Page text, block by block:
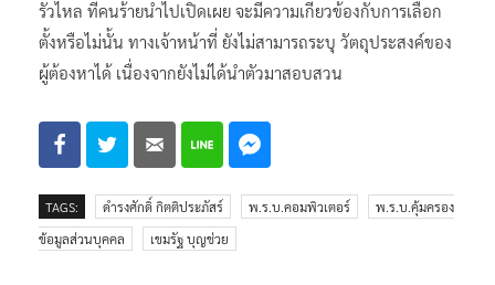
รั่วไหล ที่คนร้ายนำไปเปิดเผย จะมีความเกี่ยวข้องกับการเลือก
ตั้งหรือไม่นั้น ทางเจ้าหน้าที่ ยังไม่สามารถระบุ วัตถุประสงค์ของ
ผู้ต้องหาได้ เนื่องจากยังไม่ได้นำตัวมาสอบสวน
TAGS: ดำรงศักดิ์ กิตติประภัสร์ พ.ร.บ.คอมพิวเตอร์
พ.ร.บ.คุ้มครอง
ข้อมูลส่วนบุคคล
เขมรัฐ บุญช่วย